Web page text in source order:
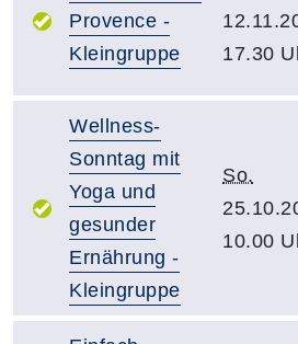
Provence -
Kleingruppe
17.30
Wellness-
Sonntag mit
Yoga und
gesunder
Ernährung -
Kleingruppe
So.
10.00